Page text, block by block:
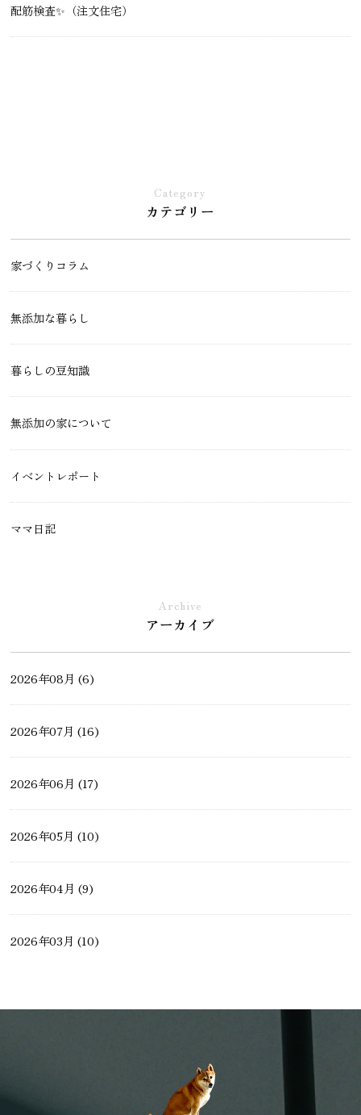
配筋検査✨（注文住宅）
Category
カテゴリー
家づくりコラム
無添加な暮らし
暮らしの豆知識
無添加の家について
イベントレポート
ママ日記
モデルハウスができるまで
ペットと暮らす家
薪ストーブ・ペレットストーブ
Archive
アーカイブ
2026年08月 (6)
2026年07月 (16)
2026年06月 (17)
2026年05月 (10)
2026年04月 (9)
2026年03月 (10)